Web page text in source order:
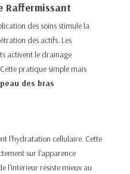
Raffermissant
des soins stimule la
des actifs. Les
activent le drainage
pratique simple mais
des bras
l'hydratation cellulaire. Cette
sur l'apparence
l'intérieur résiste mieux au